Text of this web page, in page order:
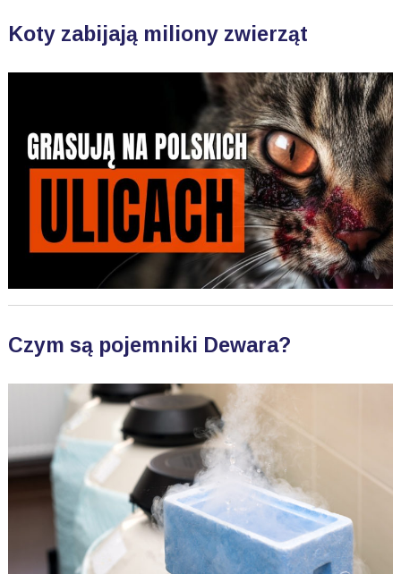
Koty zabijają miliony zwierząt
Czym są pojemniki Dewara?